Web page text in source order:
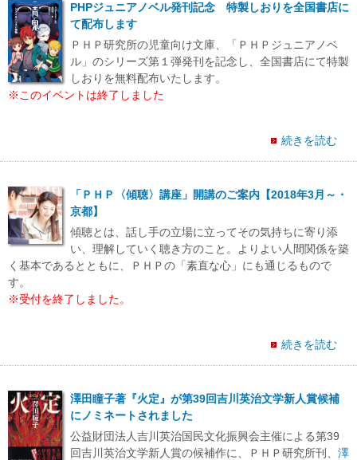
PHPジュニアノベル発刊記念 特製しおりを全国書店に
て配布します
ＰＨＰ研究所の児童向け文庫、「ＰＨＰジュニアノベ
ル」のシリーズ第１弾発刊を記念し、全国書店にて特製
しおりを無料配布いたします。
※このイベントは終了しました
続きを読む
「ＰＨＰ〈傾聴〉講座」開講のご案内【2018年3月～・
京都】
傾聴とは、話し手の立場に立ってその気持ちに寄り添
い、理解していく聴き方のこと。よりよい人間関係を築
く基本であるとともに、ＰＨＰの「素直な心」にも通じるもので
す。
※受付を終了しました。
続きを読む
澤田瞳子著『火定』が第39回吉川英治文学新人賞候補
にノミネートされました
公益財団法人吉川英治国民文化振興会主催による第39
回吉川英治文学新人賞の候補作に、ＰＨＰ研究所刊、 澤